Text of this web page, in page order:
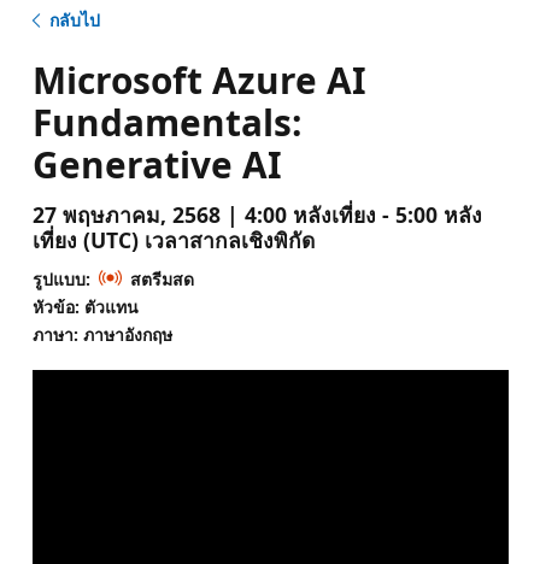
กลับไป
Microsoft Azure AI
Fundamentals:
Generative AI
27 พฤษภาคม, 2568 | 4:00 หลังเที่ยง - 5:00 หลัง
เที่ยง (UTC) เวลาสากลเชิงพิกัด
รูปแบบ:
สตรีมสด
หัวข้อ: ตัวแทน
ภาษา: ภาษาอังกฤษ